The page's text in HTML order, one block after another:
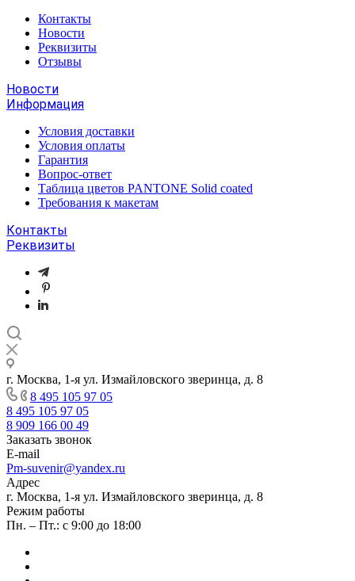
Контакты
Новости
Реквизиты
Отзывы
Новости
Информация
Условия доставки
Условия оплаты
Гарантия
Вопрос-ответ
Таблица цветов PANTONE Solid coated
Требования к макетам
Контакты
Реквизиты
г. Москва, 1-я ул. Измайловского зверинца, д. 8
8 495 105 97 05
8 495 105 97 05
8 909 166 00 49
Заказать звонок
E-mail
Pm-suvenir@yandex.ru
Адрес
г. Москва, 1-я ул. Измайловского зверинца, д. 8
Режим работы
Пн. – Пт.: с 9:00 до 18:00